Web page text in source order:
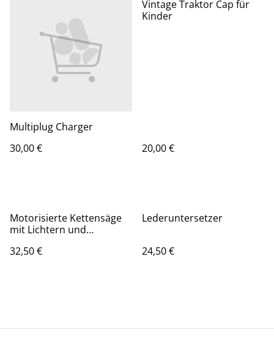
Multiplug Charger
30,00 €
Vintage Traktor Cap für
Kinder
20,00 €
Motorisierte Kettensäge
mit Lichtern und
Deere
32,50 €
Lederuntersetzer
24,50 €